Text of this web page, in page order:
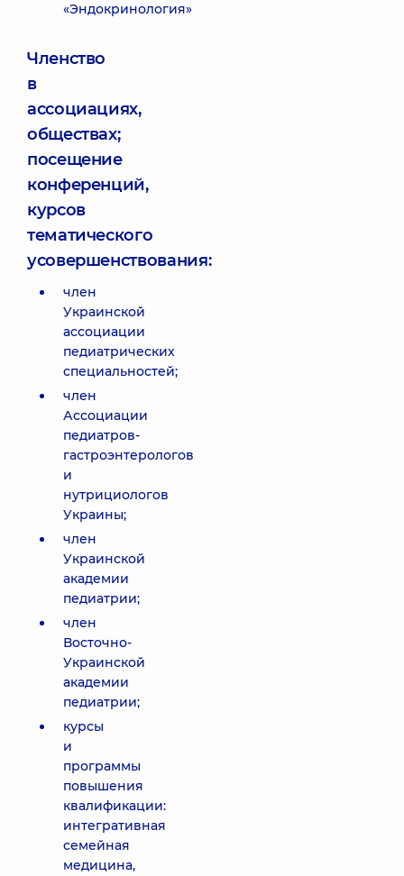
«Эндокринология»
Членство
в
ассоциациях,
обществах;
посещение
конференций,
курсов
тематического
усовершенствования:
член
Украинской
ассоциации
педиатрических
специальностей;
член
Ассоциации
педиатров-
гастроэнтерологов
и
нутрициологов
Украины;
член
Украинской
академии
педиатрии;
член
Восточно-
Украинской
академии
педиатрии;
курсы
и
программы
повышения
квалификации:
интегративная
семейная
медицина,